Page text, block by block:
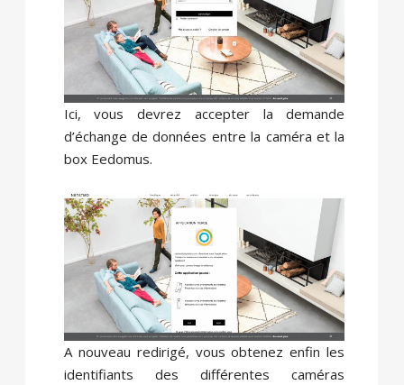
Ici, vous devrez accepter la demande
d’échange de données entre la caméra et la
box Eedomus.
A nouveau redirigé, vous obtenez enfin les
identifiants des différentes caméras